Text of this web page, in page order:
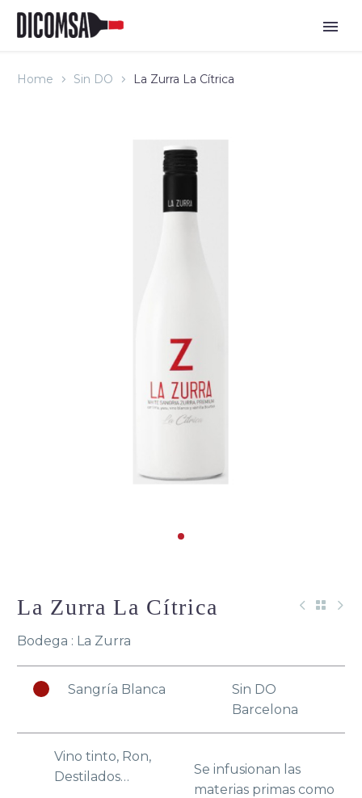
Home Sin DO La Zurra La Cítrica
La Zurra La Cítrica
Bodega : La Zurra
Sangría Blanca
Sin DO
Barcelona
Vino tinto, Ron,
Destilados…
Se infusionan las
materias primas como